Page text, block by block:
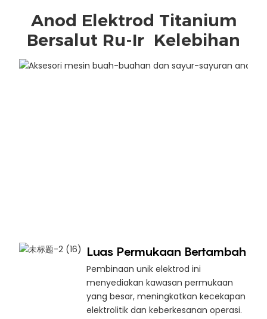
Anod Elektrod Titanium
Bersalut Ru-Ir Kelebihan
Luas Permukaan Bertambah
Pembinaan unik elektrod ini
menyediakan kawasan permukaan
yang besar, meningkatkan kecekapan
elektrolitik dan keberkesanan operasi.